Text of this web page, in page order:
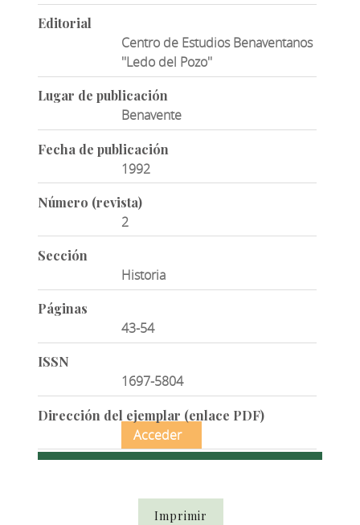
Editorial
Centro de Estudios Benaventanos
''Ledo del Pozo''
Lugar de publicación
Benavente
Fecha de publicación
1992
Número (revista)
2
Sección
Historia
Páginas
43-54
ISSN
1697-5804
Dirección del ejemplar (enlace PDF)
Acceder
Imprimir